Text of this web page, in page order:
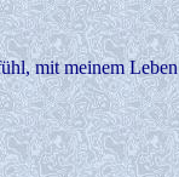
mit meinem